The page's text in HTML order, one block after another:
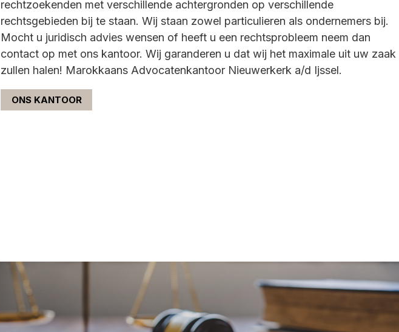
rechtzoekenden met verschillende achtergronden op verschillende
rechtsgebieden bij te staan. Wij staan zowel particulieren als ondernemers bij.
Mocht u juridisch advies wensen of heeft u een rechtsprobleem neem dan
contact op met ons kantoor. Wij garanderen u dat wij het maximale uit uw zaak
zullen halen! Marokkaans Advocatenkantoor Nieuwerkerk a/d Ijssel.
ONS KANTOOR